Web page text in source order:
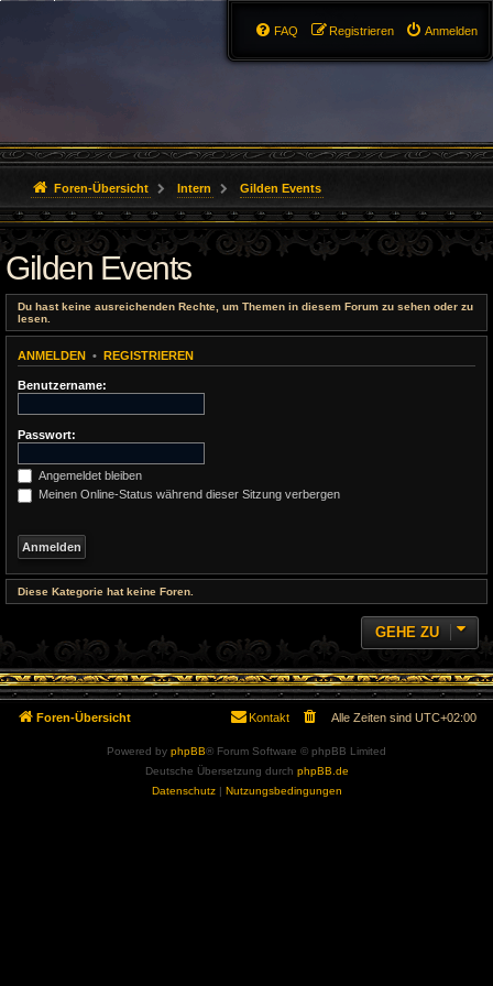
Anmelden
Registrieren
FAQ
Foren-Übersicht Intern Gilden Events
Gilden Events
Du hast keine ausreichenden Rechte, um Themen in diesem Forum zu sehen oder zu
lesen.
ANMELDEN • REGISTRIEREN
Benutzername:
Passwort:
Angemeldet bleiben
Meinen Online-Status während dieser Sitzung verbergen
Diese Kategorie hat keine Foren.
GEHE ZU
Foren-Übersicht Alle Zeiten sind UTC+02:00
Kontakt
Powered by phpBB® Forum Software © phpBB Limited
Deutsche Übersetzung durch phpBB.de
Datenschutz| Nutzungsbedingungen